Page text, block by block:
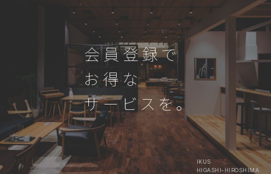
会員登録で
お得な
サービスを。
IKUS
HIGASHI-HIROSHIMA